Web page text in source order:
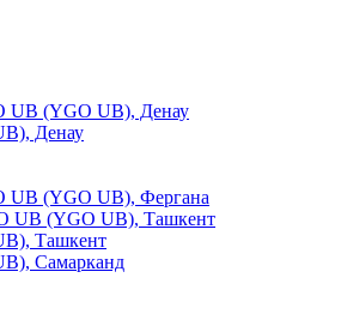
UB (YGO UB), Денау
Денау
UB (YGO UB), Фергана
UB (YGO UB), Ташкент
Ташкент
Самарканд